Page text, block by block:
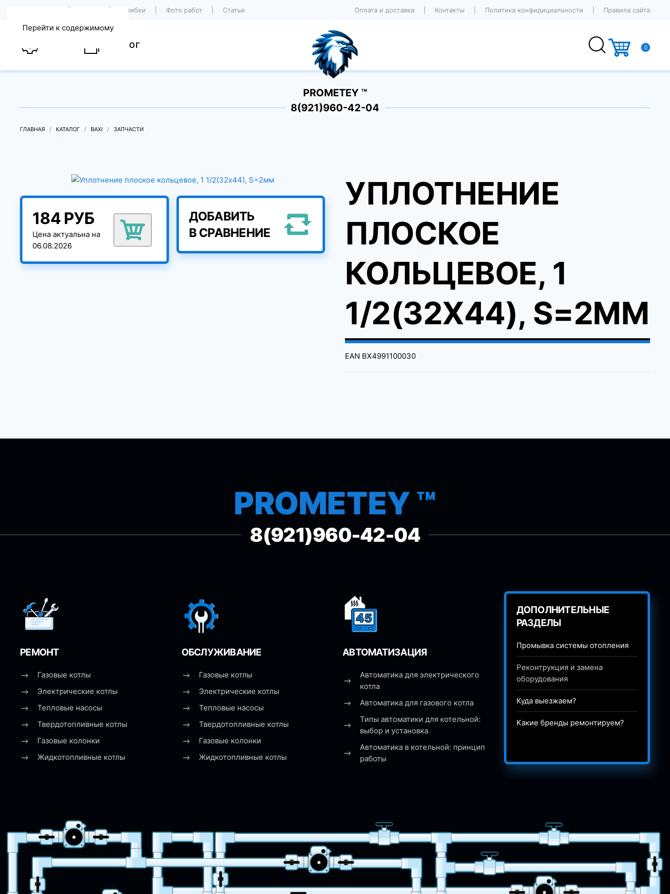
Перейти к содержимому
Ошибки Фото работ Статьи Оплата и доставка Контакты Политика конфидициальности Правила сайта
КАТАЛОГ 0
PROMETEY ™
8(921)960-42-04
ГЛАВНАЯ КАТАЛОГ BAXI ЗАПЧАСТИ
184 РУБ
Цена актуальна на
06.08.2026
ДОБАВИТЬ
В СРАВНЕНИЕ
УПЛОТНЕНИЕ
ПЛОСКОЕ
КОЛЬЦЕВОЕ, 1
1/2(32Х44), S=2ММ
EAN BX4991100030
PROMETEY ™
8(921)960-42-04
РЕМОНТ
Газовые котлы
Электрические котлы
Тепловые насосы
Твердотопливные котлы
Газовые колонки
Жидкотопливные котлы
ОБСЛУЖИВАНИЕ
Газовые котлы
Электрические котлы
Тепловые насосы
Твердотопливные котлы
Газовые колонки
Жидкотопливные котлы
АВТОМАТИЗАЦИЯ
Автоматика для электрического
котла
Автоматика для газового котла
Типы автоматики для котельной:
выбор и установка
Автоматика в котельной: принцип
работы
ДОПОЛНИТЕЛЬНЫЕ
РАЗДЕЛЫ
Промывка системы отопления
Реконтрукция и замена
оборудования
Куда выезжаем?
Какие бренды ремонтируем?